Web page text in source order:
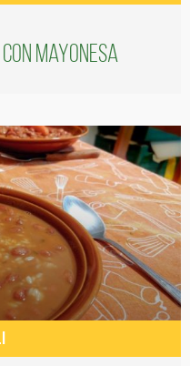
Mayonesa